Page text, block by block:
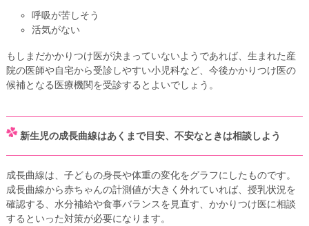
呼吸が苦しそう
活気がない
もしまだかかりつけ医が決まっていないようであれば、生まれた産
院の医師や自宅から受診しやすい小児科など、今後かかりつけ医の
候補となる医療機関を受診するとよいでしょう。
新生児の成長曲線はあくまで目安、不安なときは相談しよう
成長曲線は、子どもの身長や体重の変化をグラフにしたものです。
成長曲線から赤ちゃんの計測値が大きく外れていれば、授乳状況を
確認する、水分補給や食事バランスを見直す、かかりつけ医に相談
するといった対策が必要になります。